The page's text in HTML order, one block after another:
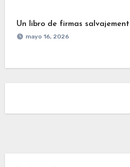
Un libro de firmas
mayo 16, 2026